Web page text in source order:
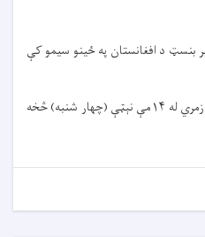
پر بنسټ د افغانستان په ځینو سیمو کې
د اعتبار موده: د ۱۴۰۵ لمریز کال د زمري له ۱۴مې نېټې (چهار شنبه) څخه